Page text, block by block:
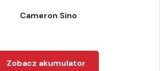
Cameron Sino
Zobacz akumulator